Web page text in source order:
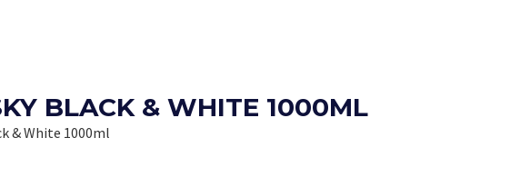
BLACK & WHITE 1000ML
& White 1000ml